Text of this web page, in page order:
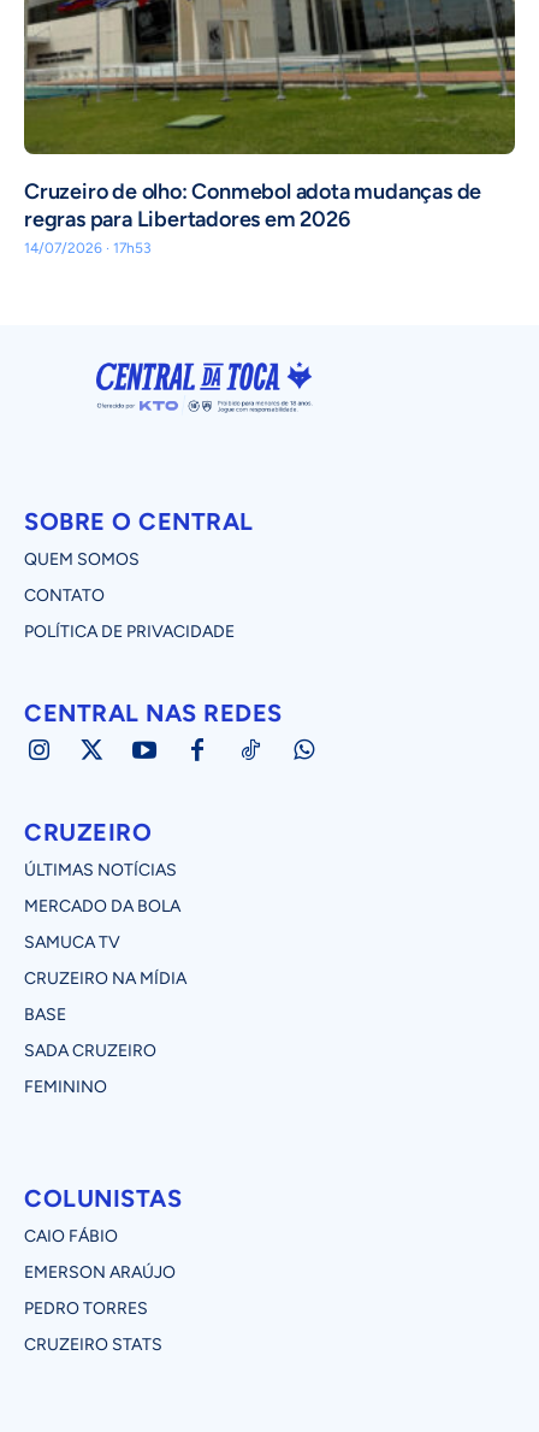
Cruzeiro de olho: Conmebol adota mudanças de
regras para Libertadores em 2026
14/07/2026 · 17h53
SOBRE O CENTRAL
QUEM SOMOS
CONTATO
POLÍTICA DE PRIVACIDADE
CENTRAL NAS REDES
CRUZEIRO
ÚLTIMAS NOTÍCIAS
MERCADO DA BOLA
SAMUCA TV
CRUZEIRO NA MÍDIA
BASE
SADA CRUZEIRO
FEMININO
COLUNISTAS
CAIO FÁBIO
EMERSON ARAÚJO
PEDRO TORRES
CRUZEIRO STATS